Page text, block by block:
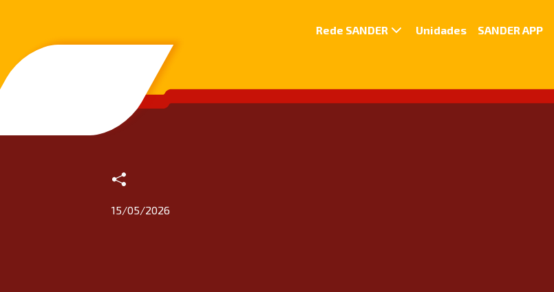
SANDER Rede de postos
Rede SANDER Unidades SANDER APP
15/05/2026